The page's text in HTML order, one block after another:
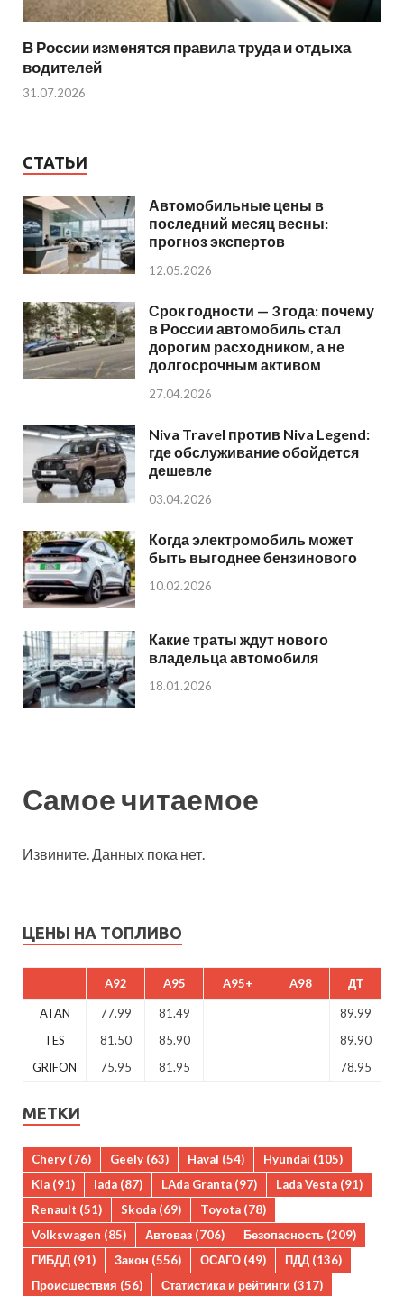
В России изменятся правила труда и отдыха
водителей
31.07.2026
СТАТЬИ
Автомобильные цены в
последний месяц весны:
прогноз экспертов
12.05.2026
Срок годности — 3 года: почему
в России автомобиль стал
дорогим расходником, а не
долгосрочным активом
27.04.2026
Niva Travel против Niva Legend:
где обслуживание обойдется
дешевле
03.04.2026
Когда электромобиль может
быть выгоднее бензинового
10.02.2026
Какие траты ждут нового
владельца автомобиля
18.01.2026
Самое читаемое
Извините. Данных пока нет.
ЦЕНЫ НА ТОПЛИВО
A92 A95 A95+ A98 ДТ
ATAN 77.99 81.49
89.99
TES
81.50 85.90
89.90
GRIFON
75.95 81.95 78.95
МЕТКИ
Chery (76) Geely (63) Haval (54) Hyundai (105)
Kia (91) lada (87) LAda Granta (97) Lada Vesta (91)
Renault (51) Skoda (69) Toyota (78)
Volkswagen (85) Автоваз (706) Безопасность (209)
ГИБДД (91) Закон (556) ОСАГО (49) ПДД (136)
Происшествия (56) Статистика и рейтинги (317)